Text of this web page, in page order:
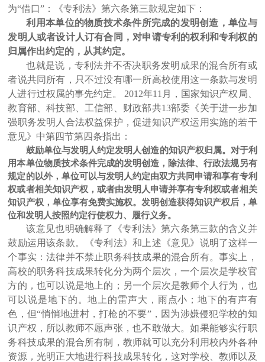
为“借口”：《专利法》第六条第三款规定如下：
利用本单位的物质技术条件所完成的发明创造，单位与
发明人或者设计人订有合同，对申请专利的权利和专利权的
归属作出约定的，从其约定。
也就是说，专利法并不否决职务发明成果的混合所有或
者说共同所有，只不过没有哪一所高校使用这一条款与发明
人进行过权属的事先约定。 2012年11月，国家知识产权局、
教育部、科技部、工信部、财政部共13部委《关于进一步加
强职务发明人合法权益保护，促进知识产权运用实施的若干
意见》中第四节第四条指出：
鼓励单位与发明人约定发明人创造的知识产权归属。对于利
用本单位物质技术条件完成的发明创造，除法律、行政法规另有
规定的以外，单位可以与发明人约定由双方共同申请和享有专利
权或者相关知识产权，或者由发明人申请并享有专利权或者相关
知识产权，单位享有免费实施权。发明创造获得知识产权后，单
位和发明人按照约定行使权力、履行义务。
该意见也明确解释了《专利法》第六条第三款的含义并
鼓励运用该条款。《专利法》和上述《意见》说明了这样一
个事实：法律并不禁止职务科技成果的混合所有。事实上，
高校的职务科技成果转化分为两个层次，一个层次是学校官
方的，也可以说是地上的；另一个层次是教师个人行为，也
可以说是地下的。地上的雷声大，雨点小；地下的有声有
色，但“悄悄地进村，打枪的不要”，因为涉嫌侵犯学校的知
识产权，所以教师不愿声张，也不敢做大。如果能够实行职
务科技成果的混合所有制，教师就可以充分利用校内外各种
资源，光明正大地进行科技成果转化，这对学校、教师以及